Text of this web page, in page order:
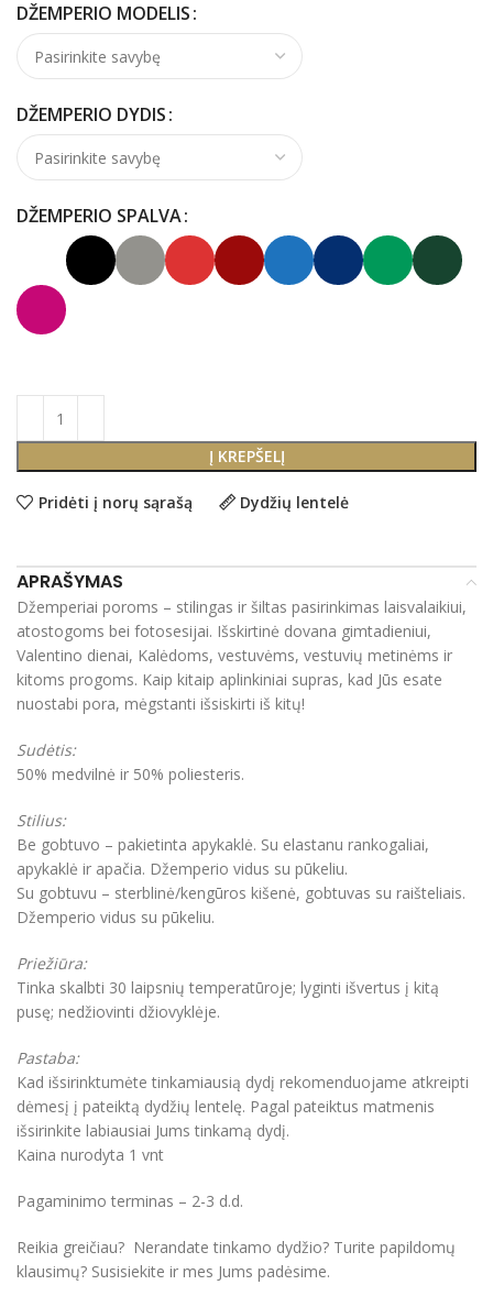
DŽEMPERIO MODELIS
DŽEMPERIO DYDIS
DŽEMPERIO SPALVA
Į KREPŠELĮ
Pridėti į norų sąrašą Dydžių lentelė
APRAŠYMAS
Džemperiai poroms – stilingas ir šiltas pasirinkimas laisvalaikiui,
atostogoms bei fotosesijai. Išskirtinė dovana gimtadieniui,
Valentino dienai, Kalėdoms, vestuvėms, vestuvių metinėms ir
kitoms progoms. Kaip kitaip aplinkiniai supras, kad Jūs esate
nuostabi pora, mėgstanti išsiskirti iš kitų!
Sudėtis:
50% medvilnė ir 50% poliesteris.
Stilius:
Be gobtuvo – pakietinta apykaklė. Su elastanu rankogaliai,
apykaklė ir apačia. Džemperio vidus su pūkeliu.
Su gobtuvu – sterblinė/kengūros kišenė, gobtuvas su raišteliais.
Džemperio vidus su pūkeliu.
Priežiūra:
Tinka skalbti 30 laipsnių temperatūroje; lyginti išvertus į kitą
pusę; nedžiovinti džiovyklėje.
Pastaba:
Kad išsirinktumėte tinkamiausią dydį rekomenduojame atkreipti
dėmesį į pateiktą dydžių lentelę. Pagal pateiktus matmenis
išsirinkite labiausiai Jums tinkamą dydį.
Kaina nurodyta 1 vnt
Pagaminimo terminas – 2-3 d.d.
Reikia greičiau? Nerandate tinkamo dydžio? Turite papildomų
klausimų? Susisiekite ir mes Jums padėsime.